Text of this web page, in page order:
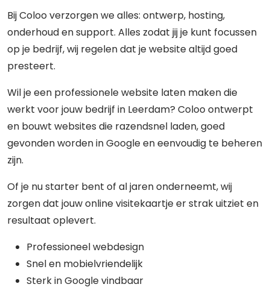
Bij Coloo verzorgen we alles: ontwerp, hosting,
onderhoud en support. Alles zodat jij je kunt focussen
op je bedrijf, wij regelen dat je website altijd goed
presteert.
Wil je een professionele website laten maken die
werkt voor jouw bedrijf in Leerdam? Coloo ontwerpt
en bouwt websites die razendsnel laden, goed
gevonden worden in Google en eenvoudig te beheren
zijn.
Of je nu starter bent of al jaren onderneemt, wij
zorgen dat jouw online visitekaartje er strak uitziet en
resultaat oplevert.
Professioneel webdesign
Snel en mobielvriendelijk
Sterk in Google vindbaar